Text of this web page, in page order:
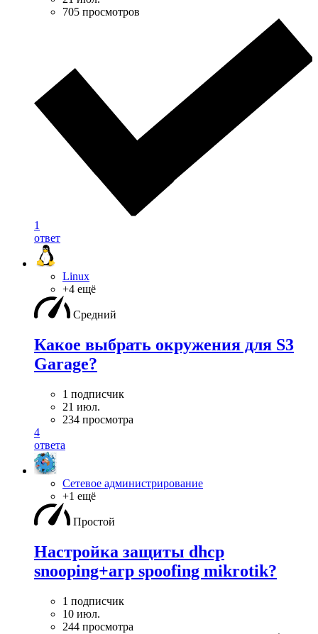
705 просмотров
1
ответ
Linux
+4 ещё
Средний
Какое выбрать окружения для S3
Garage?
1 подписчик
21 июл.
234 просмотра
4
ответа
Сетевое администрирование
+1 ещё
Простой
Настройка защиты dhcp
snooping+arp spoofing mikrotik?
1 подписчик
10 июл.
244 просмотра